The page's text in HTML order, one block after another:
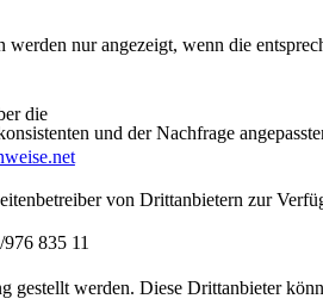
die
835 11
nur angezeigt, wenn die
und der Nachfrage
von Drittanbietern zur
werden. Diese Drittanbieter